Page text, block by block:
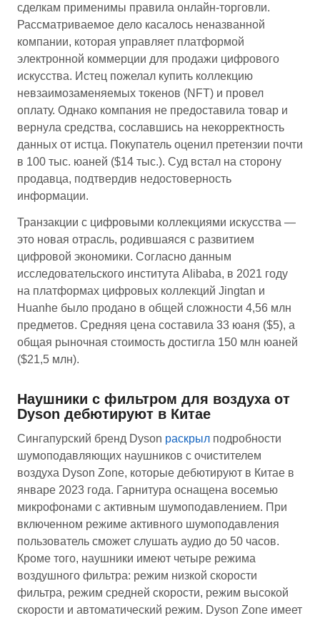
сделкам применимы правила онлайн-торговли.
Рассматриваемое дело касалось неназванной
компании, которая управляет платформой
электронной коммерции для продажи цифрового
искусства. Истец пожелал купить коллекцию
невзаимозаменяемых токенов (NFT) и провел
оплату. Однако компания не предоставила товар и
вернула средства, сославшись на некорректность
данных от истца. Покупатель оценил претензии почти
в 100 тыс. юаней ($14 тыс.). Суд встал на сторону
продавца, подтвердив недостоверность
информации.
Транзакции с цифровыми коллекциями искусства —
это новая отрасль, родившаяся с развитием
цифровой экономики. Согласно данным
исследовательского института Alibaba, в 2021 году
на платформах цифровых коллекций Jingtan и
Huanhe было продано в общей сложности 4,56 млн
предметов. Средняя цена составила 33 юаня ($5), а
общая рыночная стоимость достигла 150 млн юаней
($21,5 млн).
Наушники с фильтром для воздуха от
Dyson дебютируют в Китае
Сингапурский бренд Dyson раскрыл подробности
шумоподавляющих наушников с очистителем
воздуха Dyson Zone, которые дебютируют в Китае в
январе 2023 года. Гарнитура оснащена восемью
микрофонами с активным шумоподавлением. При
включенном режиме активного шумоподавления
пользователь сможет слушать аудио до 50 часов.
Кроме того, наушники имеют четыре режима
воздушного фильтра: режим низкой скорости
фильтра, режим средней скорости, режим высокой
скорости и автоматический режим. Dyson Zone имеет